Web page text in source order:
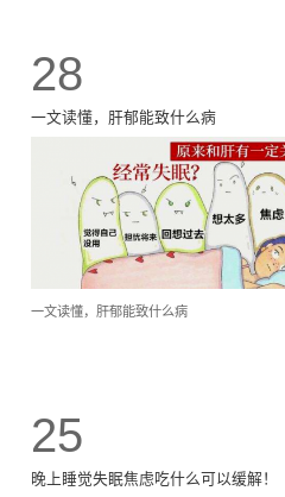
28
一文读懂，肝郁能致什么病
一文读懂，肝郁能致什么病
25
晚上睡觉失眠焦虑吃什么可以缓解！